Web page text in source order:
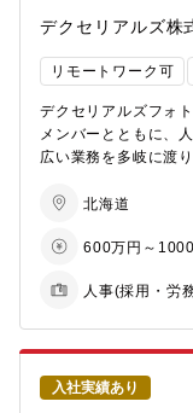
組織人事など基盤人
事労務システムの構
員コミュニケーショ
工場建屋の維持管理
■チームマネジメント
人事課係長として、
【募集背景】
DXPS登米事業所は
開発・製造拠点です
が、様々な人事施策
るための体制強化と
係長クラスのポジシ
【デクセリアルズフ
デクセリアルズ株
リモートワーク可
デクセリアルズフォ
メンバーとともに、
広い業務を多岐に渡
式会社に出向いただ
【募集背景】
導体の重要な開発・
ド感とダイナミズム
北海道
600万円～
人事(採用・労
入社実績あり